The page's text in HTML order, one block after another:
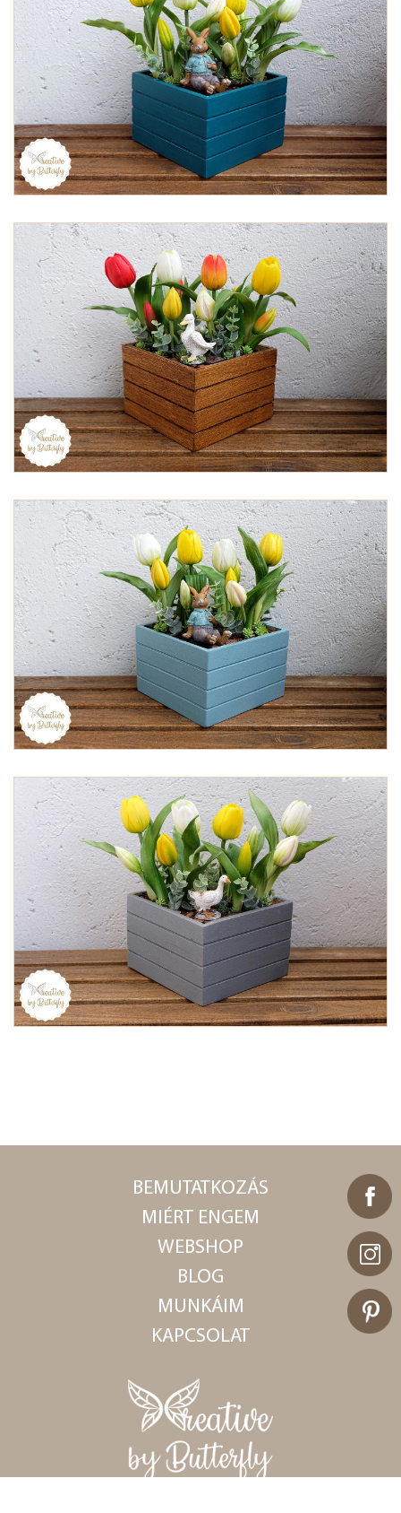
BEMUTATKOZÁS
MIÉRT ENGEM
WEBSHOP
BLOG
MUNKÁIM
KAPCSOLAT